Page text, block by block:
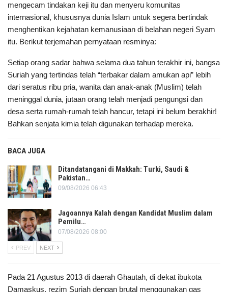
mengecam tindakan keji itu dan menyeru komunitas
internasional, khususnya dunia Islam untuk segera bertindak
menghentikan kejahatan kemanusiaan di belahan negeri Syam
itu. Berikut terjemahan pernyataan resminya:
Setiap orang sadar bahwa selama dua tahun terakhir ini, bangsa
Suriah yang tertindas telah “terbakar dalam amukan api” lebih
dari seratus ribu pria, wanita dan anak-anak (Muslim) telah
meninggal dunia, jutaan orang telah menjadi pengungsi dan
desa serta rumah-rumah telah hancur, tetapi ini belum berakhir!
Bahkan senjata kimia telah digunakan terhadap mereka.
BACA JUGA
Ditandatangani di Makkah: Turki, Saudi &
Pakistan…
09/08/2026 06:43
Jagoannya Kalah dengan Kandidat Muslim dalam
Pemilu…
07/08/2026 08:00
PREV NEXT
Pada 21 Agustus 2013 di daerah Ghautah, di dekat ibukota
Damaskus, rezim Suriah dengan brutal menggunakan gas